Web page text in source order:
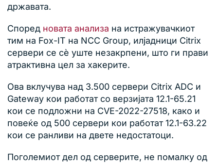
државата.
Според новата анализа на истражувачкиот
тим на Fox-IT на NCC Group, илјадници Citrix
сервери се сè уште незакрпени, што ги прави
атрактивна цел за хакерите.
Ова вклучува над 3.500 сервери Citrix ADC и
Gateway кои работат со верзијата 12.1-65.21
кои се подложни на CVE-2022-27518, како и
повеќе од 500 сервери кои работат 12.1-63.22
кои се ранливи на двете недостатоци.
Поголемиот дел од серверите, не помалку од